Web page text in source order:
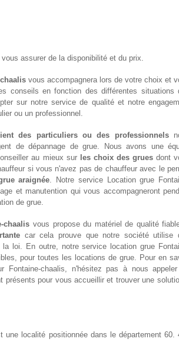
vous assurer de la disponibilité et du prix.
vous accompagnera lors de votre choix et
conseils en fonction des différentes situations
sur notre service de qualité et notre
ou un professionnel.
des particuliers ou des professionnels
de dépannage de grue. Nous avons une
au mieux sur les choix des gruesdont
si vous n'avez pas de chauffeur avec le
araignée. Notre service Location grue
et manutention qui vous accompagneront
de grue.
chaalis vous propose du matériel de qualité
car cela prouve que notre société utilise
loi. En outre, notre service location grue
pour toutes les locations de grue. Pour en
Fontaine-chaalis, n'hésitez pas à nous
présents pour vous accueillir et trouver une
une localité positionnée dans le département 60.